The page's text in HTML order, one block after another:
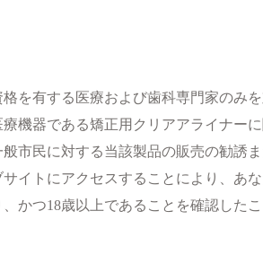
を有する医療および歯科専門家のみ
機器である矯正用クリアアライナー
市民に対する当該製品の販売の勧誘
イトにアクセスすることにより、あ
かつ18歳以上であることを確認したこ